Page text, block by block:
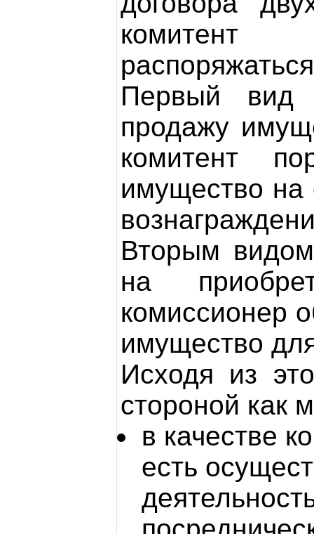
комитент
Первый вид
продажу
комитент
имущество на
Вторым видом
на
комиссионер
имущество
Исходя из
стороной как
в качестве
есть